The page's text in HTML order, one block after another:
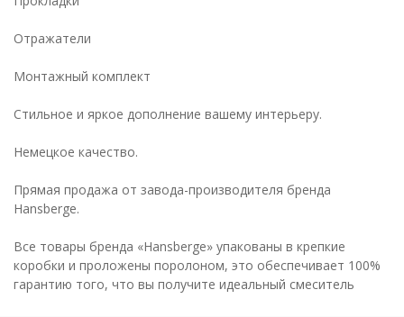
Отражатели
Монтажный комплект
Стильное и яркое дополнение вашему интерьеру.
Немецкое качество.
Прямая продажа от завода-производителя бренда
Hansberge.
Все товары бренда «Hansberge» упакованы в крепкие
коробки и проложены поролоном, это обеспечивает 100%
гарантию того, что вы получите идеальный смеситель